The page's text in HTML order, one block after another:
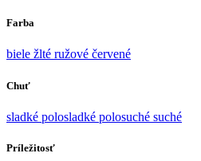
Farba
biele žlté ružové červené
Chuť
sladké polosladké polosuché suché
Príležitosť